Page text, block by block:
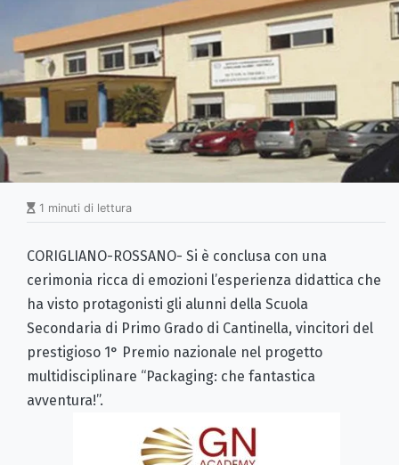
1 minuti di lettura
CORIGLIANO-ROSSANO- Si è conclusa con una
cerimonia ricca di emozioni l’esperienza didattica che
ha visto protagonisti gli alunni della Scuola
Secondaria di Primo Grado di Cantinella, vincitori del
prestigioso 1° Premio nazionale nel progetto
multidisciplinare “Packaging: che fantastica
avventura!”.